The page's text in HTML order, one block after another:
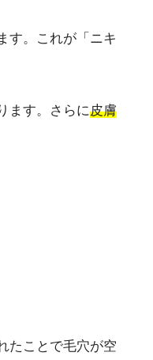
す。これが「ニキ
ます。さらに皮膚
たことで毛穴が空